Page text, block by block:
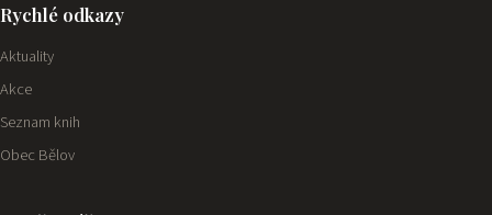
Rychlé odkazy
Aktuality
Akce
Seznam knih
Obec Bělov